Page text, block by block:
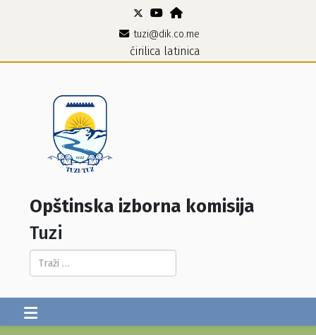
tuzi@dik.co.me
ćirilica latinica
Opštinska izborna komisija
Tuzi
Pretraga...